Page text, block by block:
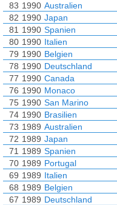
83 1990 Australien
82 1990 Japan
81 1990 Spanien
80 1990 Italien
79 1990 Belgien
78 1990 Deutschland
77 1990 Canada
76 1990 Monaco
75 1990 San Marino
74 1990 Brasilien
73 1989 Australien
72 1989 Japan
71 1989 Spanien
70 1989 Portugal
69 1989 Italien
68 1989 Belgien
67 1989 Deutschland